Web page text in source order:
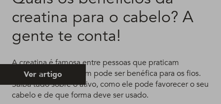
creatina para o cabelo? A
gente te conta!
A creatina é famosa entre pessoas que praticam
esportes, mas também pode ser benéfica para os fios.
Saiba tudo sobre o ativo, como ele pode favorecer o seu
cabelo e de que forma deve ser usado.
Ver artigo